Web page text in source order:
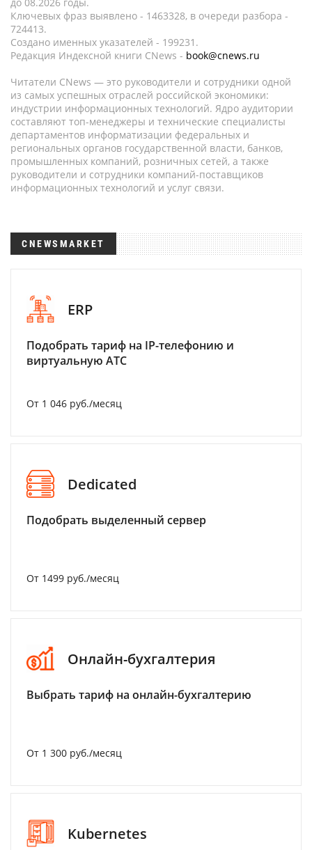
Ключевых фраз выявлено - 1463328, в очереди разбора -
724413.
Создано именных указателей - 199231.
Редакция Индексной книги CNews - book@cnews.ru
Читатели CNews — это руководители и сотрудники одной
из самых успешных отраслей российской экономики:
индустрии информационных технологий. Ядро аудитории
составляют топ-менеджеры и технические специалисты
департаментов информатизации федеральных и
региональных органов государственной власти, банков,
промышленных компаний, розничных сетей, а также
руководители и сотрудники компаний-поставщиков
информационных технологий и услуг связи.
CNEWSMARKET
ERP
Подобрать тариф на IP-телефонию и
виртуальную АТС
От 1 046 руб./месяц
Dedicated
Подобрать выделенный сервер
От 1499 руб./месяц
Онлайн-бухгалтерия
Выбрать тариф на онлайн-бухгалтерию
От 1 300 руб./месяц
Kubernetes